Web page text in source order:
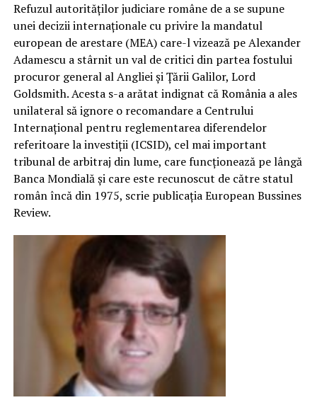
Refuzul autorităţilor judiciare române de a se supune
unei decizii internaţionale cu privire la mandatul
european de arestare (MEA) care-l vizează pe Alexander
Adamescu a stârnit un val de critici din partea fostului
procuror general al Angliei şi Ţării Galilor, Lord
Goldsmith. Acesta s-a arătat indignat că România a ales
unilateral să ignore o recomandare a Centrului
Internațional pentru reglementarea diferendelor
referitoare la investiții (ICSID), cel mai important
tribunal de arbitraj din lume, care funcţionează pe lângă
Banca Mondială şi care este recunoscut de către statul
român încă din 1975, scrie publicaţia European Bussines
Review.